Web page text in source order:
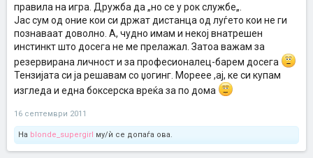
правила на игра. Дружба да „но се у рок службе„.
Јас сум од оние кои си држат дистанца од луѓето кои не ги
познаваат доволно. А, чудно имам и некој внатрешен
инстинкт што досега не ме прелажал. Затоа важам за
резервирана личност и за професионалец-барем досега
Тензијата си ја решавам со џогинг. Мореее ,ај, ке си купам
изгледа и една боксерска вреќа за по дома
16 септември 2011
На blonde_supergirl му/ѝ се допаѓа ова.